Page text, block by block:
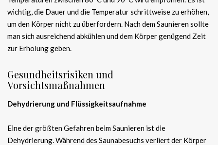
wichtig, die Dauer und die Temperatur schrittweise zu erhöhen,
um den Körper nicht zu überfordern. Nach dem Saunieren sollte
man sich ausreichend abkühlen und dem Körper genügend Zeit
zur Erholung geben.
Gesundheitsrisiken und
Vorsichtsmaßnahmen
Dehydrierung und Flüssigkeitsaufnahme
Eine der größten Gefahren beim Saunieren ist die
Dehydrierung. Während des Saunabesuchs verliert der Körper